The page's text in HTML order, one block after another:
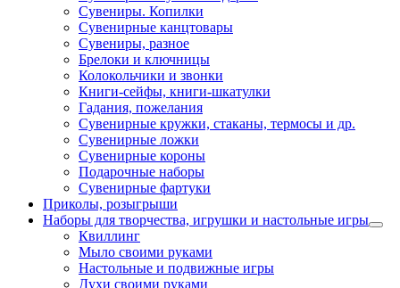
Сувениры. Копилки
Сувенирные канцтовары
Сувениры, разное
Брелоки и ключницы
Колокольчики и звонки
Книги-сейфы, книги-шкатулки
Гадания, пожелания
Сувенирные кружки, стаканы, термосы и др.
Сувенирные ложки
Сувенирные короны
Подарочные наборы
Сувенирные фартуки
Приколы, розыгрыши
Наборы для творчества, игрушки и настольные игры
Квиллинг
Мыло своими руками
Настольные и подвижные игры
Духи своими руками